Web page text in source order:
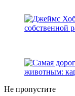
Не пропустите